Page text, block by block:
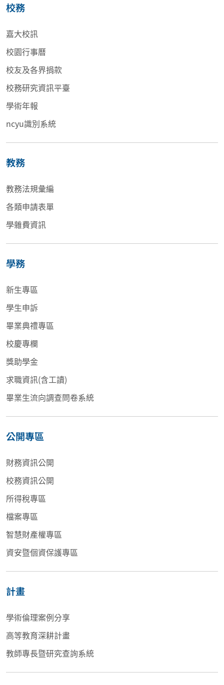
校務
嘉大校訊
校園行事曆
校友及各界捐款
校務研究資訊平臺
學術年報
ncyu識別系統
教務
教務法規彙編
各類申請表單
學雜費資訊
學務
新生專區
學生申訴
畢業典禮專區
校慶專欄
獎助學金
求職資訊(含工讀)
畢業生流向調查問卷系統
公開專區
財務資訊公開
校務資訊公開
所得稅專區
檔案專區
智慧財產權專區
資安暨個資保護專區
計畫
學術倫理案例分享
高等教育深耕計畫
教師專長暨研究查詢系統